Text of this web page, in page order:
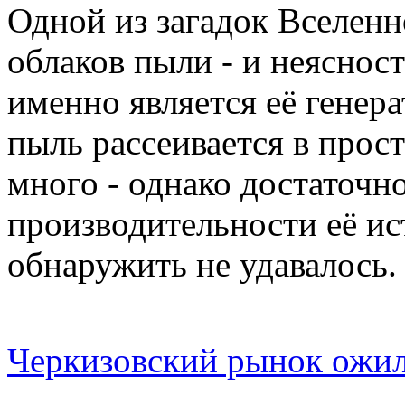
Одной из загадок
облаков пыли - и
именно является её
пыль рассеивается в
много - однако
производительности её
обнаружить не удавалось.
Черкизовский рынок